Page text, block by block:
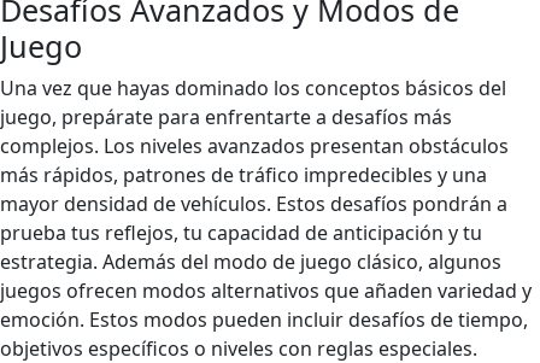
Desafíos Avanzados y Modos de
Juego
Una vez que hayas dominado los conceptos básicos del
juego, prepárate para enfrentarte a desafíos más
complejos. Los niveles avanzados presentan obstáculos
más rápidos, patrones de tráfico impredecibles y una
mayor densidad de vehículos. Estos desafíos pondrán a
prueba tus reflejos, tu capacidad de anticipación y tu
estrategia. Además del modo de juego clásico, algunos
juegos ofrecen modos alternativos que añaden variedad y
emoción. Estos modos pueden incluir desafíos de tiempo,
objetivos específicos o niveles con reglas especiales.